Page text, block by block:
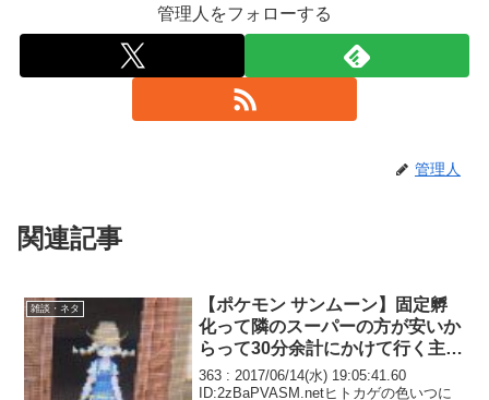
管理人をフォローする
管理人
関連記事
雑談・ネタ
【ポケモン サンムーン】固定孵
化って隣のスーパーの方が安いか
らって30分余計にかけて行く主婦
っぽいよな
363 : 2017/06/14(水) 19:05:41.60
ID:2zBaPVASM.netヒトカゲの色いつに